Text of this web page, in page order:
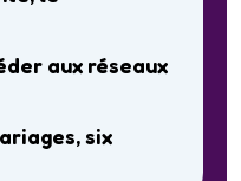
aux réseaux
six